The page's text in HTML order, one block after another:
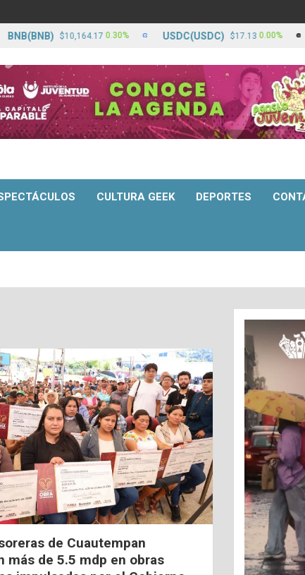
CULTURA GEEK DEPORTES
de Cuautempan
más de 5.5 mdp en obras
$10,164.17 0.30% USDC(USDC) $17.13 0.00%